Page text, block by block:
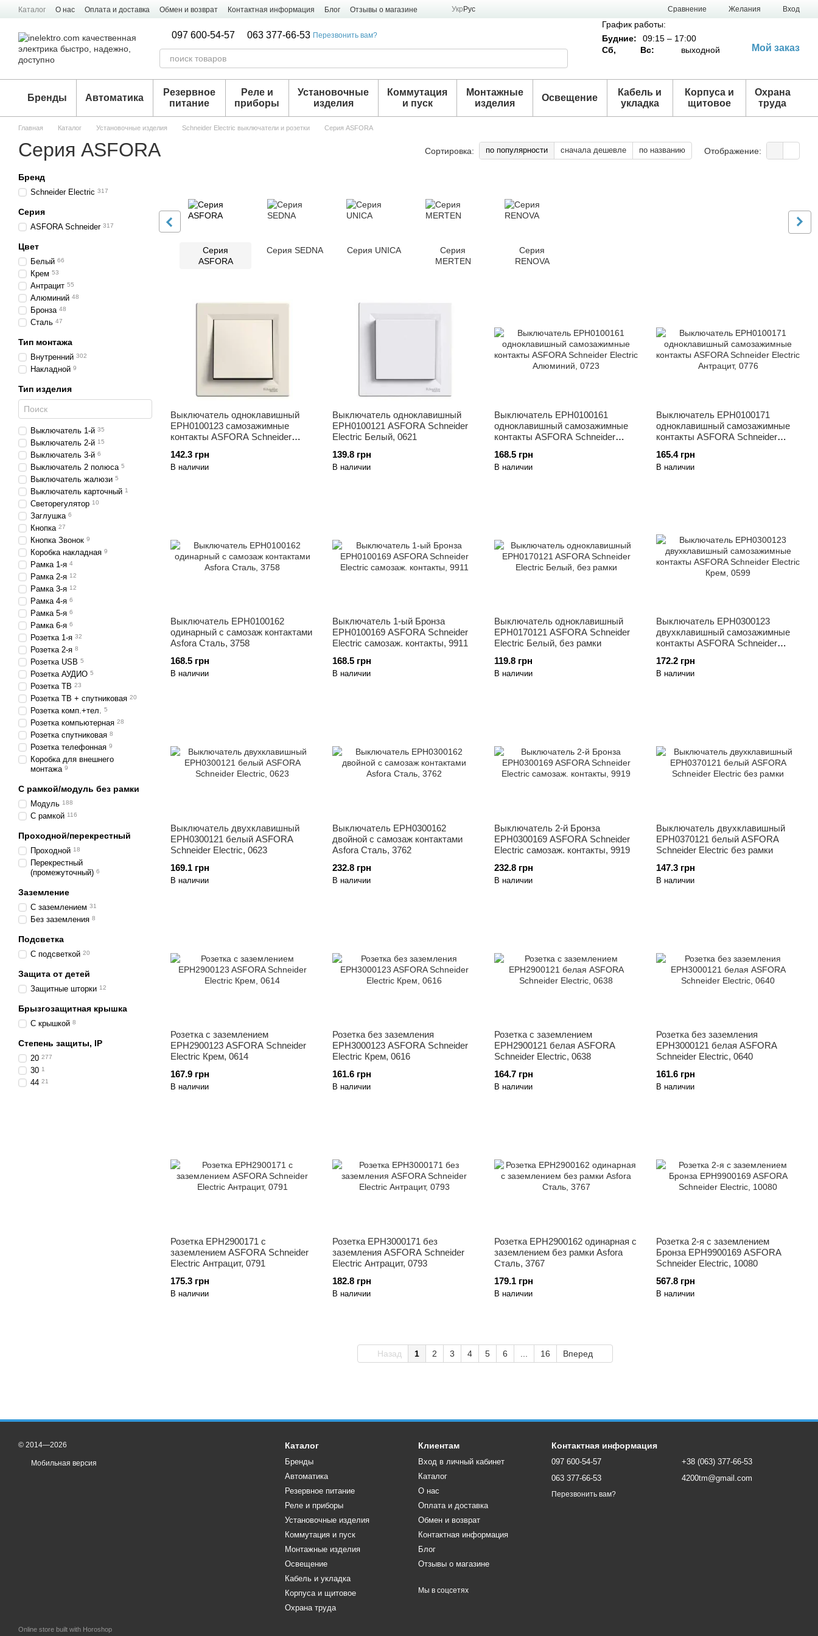
Перейти к основному контенту
Каталог О нас Оплата и доставка Обмен и возврат Контактная информация Блог Отзывы о магазине Укр Рус Сравнение Желания Вход
097 600-54-57 063 377-66-53 Перезвонить вам?
График работы:
Будние:
09:15 – 17:00
Сб,
Вс: выходной Мой заказ
Бренды Автоматика
Резервное
питание
Реле и
приборы
Установочные
изделия
Коммутация
и пуск
Монтажные
изделия
Освещение
Кабель и
укладка
Корпуса и
щитовое
Охрана
труда
Главная Каталог Установочные изделия Schneider Electric выключатели и розетки Серия ASFORA
Серия ASFORA Сортировка: по популярности сначала дешевле по названию Отображение:
Серия
ASFORA
Серия SEDNA Серия UNICA
Серия
MERTEN
Серия
RENOVA
Выключатель одноклавишный
EPH0100123 самозажимные
контакты ASFORA Schneider
142.3 грн
В наличии
Выключатель одноклавишный
EPH0100121 ASFORA Schneider
Electric Белый, 0621
139.8 грн
В наличии
Выключатель EPH0100161
одноклавишный самозажимные
контакты ASFORA Schneider
168.5 грн
В наличии
Выключатель ЕРН0100171
одноклавишный самозажимные
контакты ASFORA Schneider
165.4 грн
В наличии
Выключатель ЕРН0100162
одинарный с самозаж контактами
Asfora Сталь, 3758
168.5 грн
В наличии
Выключатель 1-ый Бронза
EPH0100169 ASFORA Schneider
Electric самозаж. контакты, 9911
168.5 грн
В наличии
Выключатель одноклавишный
EPH0170121 ASFORA Schneider
Electric Белый, без рамки
119.8 грн
В наличии
Выключатель EPH0300123
двухклавишный самозажимные
контакты ASFORA Schneider
172.2 грн
В наличии
Выключатель двухклавишный
EPH0300121 белый ASFORA
Schneider Electric, 0623
169.1 грн
В наличии
Выключатель ЕРН0300162
двойной с самозаж контактами
Asfora Сталь, 3762
232.8 грн
В наличии
Выключатель 2-й Бронза
EPH0300169 ASFORA Schneider
Electric самозаж. контакты, 9919
232.8 грн
В наличии
Выключатель двухклавишный
EPH0370121 белый ASFORA
Schneider Electric без рамки
147.3 грн
В наличии
Розетка с заземлением
EPH2900123 ASFORA Schneider
Electric Крем, 0614
167.9 грн
В наличии
Розетка без заземления
EPH3000123 ASFORA Schneider
Electric Крем, 0616
161.6 грн
В наличии
Розетка с заземлением
EPH2900121 белая ASFORA
Schneider Electric, 0638
164.7 грн
В наличии
Розетка без заземления
EPH3000121 белая ASFORA
Schneider Electric, 0640
161.6 грн
В наличии
Розетка EPH2900171 с
заземлением ASFORA Schneider
Electric Антрацит, 0791
175.3 грн
В наличии
Розетка EPH3000171 без
заземления ASFORA Schneider
Electric Антрацит, 0793
182.8 грн
В наличии
Розетка ЕРН2900162 одинарная с
заземлением без рамки Asfora
Сталь, 3767
179.1 грн
В наличии
Розетка 2-я с заземлением
Бронза EPH9900169 ASFORA
Schneider Electric, 10080
567.8 грн
В наличии
Назад 1 2 3 4 5 6 16 Вперед
Бренд
Schneider Electric 317
Серия
ASFORA Schneider 317
Цвет
Белый 66
Крем 53
Антрацит 55
Алюминий 48
Бронза 48
Сталь 47
Тип монтажа
Внутренний 302
Накладной 9
Тип изделия
Выключатель 1-й 35
Выключатель 2-й 15
Выключатель 3-й 6
Выключатель 2 полюса 5
Выключатель жалюзи 5
Выключатель карточный 1
Светорегулятор 10
Заглушка 6
Кнопка 27
Кнопка Звонок 9
Коробка накладная 9
Рамка 1-я 4
Рамка 2-я 12
Рамка 3-я 12
Рамка 4-я 6
Рамка 5-я 6
Рамка 6-я 6
Розетка 1-я 32
Розетка 2-я 8
Розетка USB 5
Розетка АУДИО 5
Розетка ТВ 23
Розетка ТВ + спутниковая 20
Розетка комп.+тел. 5
Розетка компьютерная 28
Розетка спутниковая 8
Розетка телефонная 9
Коробка для внешнего
монтажа 9
С рамкой/модуль без рамки
Модуль 188
С рамкой 116
Проходной/перекрестный
Проходной 18
Перекрестный
(промежуточный) 6
Заземление
С заземлением 31
Без заземления 8
Подсветка
С подсветкой 20
Защита от детей
Защитные шторки 12
Брызгозащитная крышка
С крышкой 8
Степень защиты, ІР
20 277
30 1
44 21
© 2014—2026
Мобильная версия
Online store built with Horoshop
Каталог
Бренды
Автоматика
Резервное питание
Реле и приборы
Установочные изделия
Коммутация и пуск
Монтажные изделия
Освещение
Кабель и укладка
Корпуса и щитовое
Охрана труда
Клиентам
Вход в личный кабинет
Каталог
О нас
Оплата и доставка
Обмен и возврат
Контактная информация
Блог
Отзывы о магазине
Мы в соцсетях
Контактная информация
097 600-54-57
063 377-66-53
Перезвонить вам?
+38 (063) 377-66-53
4200tm@gmail.com